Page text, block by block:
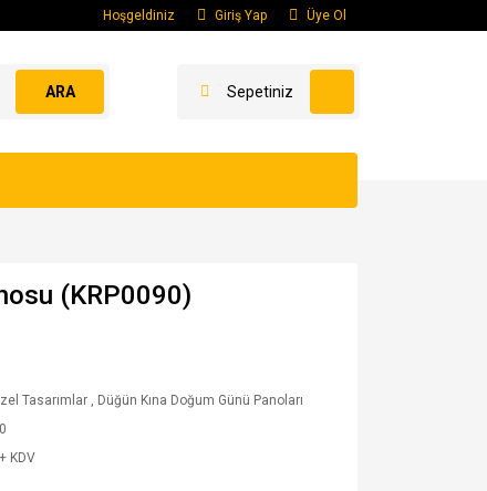
Hoşgeldiniz Giriş Yap Üye Ol
ARA Sepetiniz
(KRP0090)
Tasarımlar , Düğün Kına Doğum Günü Panoları
KDV